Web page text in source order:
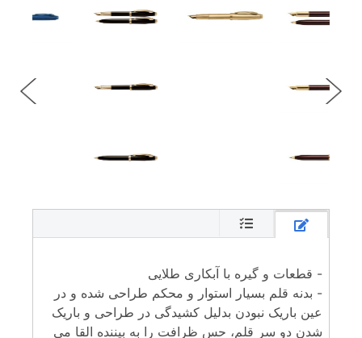
- قطعات و گیره با آبکاری طلایی
- بدنه قلم بسیار استوار و محکم طراحی شده و در
عین باریک نبودن بدلیل کشیدگی در طراحی و باریک
شدن دو سر قلم، حس ظرافت را به بیننده القا می